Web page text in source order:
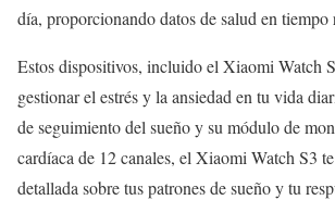
día, proporcionando datos de salud en tiempo
Estos dispositivos, incluido el Xiaomi Watch
gestionar el estrés y la ansiedad en tu vida
de seguimiento del sueño y su módulo de
cardíaca de 12 canales, el Xiaomi Watch S3
detallada sobre tus patrones de sueño y tu